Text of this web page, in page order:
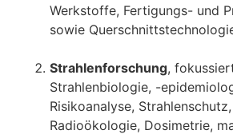
Werkstoffe, Fertigungs- und
sowie
Strahlenforschung,
Strahlenbiologie, -
Risikoanalyse, Strahlenschutz,
Radioökologie, Dosimetrie,